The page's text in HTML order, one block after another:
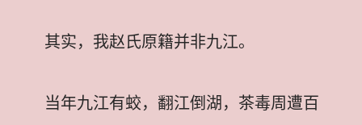
其实，我赵氏原籍并非九江。
当年九江有蛟，翻江倒湖，茶毒周遭百